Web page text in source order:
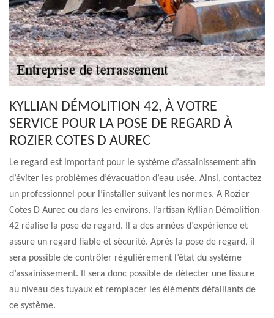
KYLLIAN DÉMOLITION 42, À VOTRE
SERVICE POUR LA POSE DE REGARD À
ROZIER COTES D AUREC
Le regard est important pour le système d’assainissement afin
d’éviter les problèmes d’évacuation d’eau usée. Ainsi, contactez
un professionnel pour l’installer suivant les normes. A Rozier
Cotes D Aurec ou dans les environs, l’artisan Kyllian Démolition
42 réalise la pose de regard. Il a des années d’expérience et
assure un regard fiable et sécurité. Après la pose de regard, il
sera possible de contrôler régulièrement l’état du système
d’assainissement. Il sera donc possible de détecter une fissure
au niveau des tuyaux et remplacer les éléments défaillants de
ce système.